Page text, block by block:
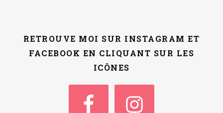
RETROUVE MOI SUR INSTAGRAM ET
FACEBOOK EN CLIQUANT SUR LES
ICÔNES